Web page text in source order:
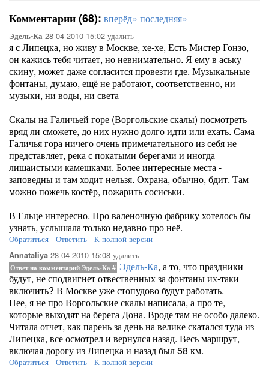
Комментарии (68): вперёд» последняя»
Эдель-Ка 28-04-2010-15:02 удалить
я с Липецка, но живу в Москве, хе-хе, Есть Мистер Гонзо,
он кажись тебя читает, но невнимательно. Я ему в аську
скину, может даже согласится провезти где. Музыкальные
фонтаны, думаю, ещё не работают, соответственно, ни
музыки, ни воды, ни света
Скалы на Галичьей горе (Воргольские скалы) посмотреть
вряд ли сможете, до них нужно долго идти или ехать. Сама
Галичья гора ничего очень примечательного из себя не
представляет, река с покатыми берегами и иногда
лишаистыми камешками. Более интересные места -
заповедны и там ходит нельзя. Охрана, обычно, бдит. Там
можно пожечь костёр, пожарить сосиськи.
В Ельце интересно. Про валеночную фабрику хотелось бы
узнать, услышала только недавно про неё.
Обратиться - Ответить - К полной версии
Annataliya 28-04-2010-15:08 удалить
Ответ на комментарий Эдель-Ка # Эдель-Ка, а то, что праздники
будут, не сподвигнет отвественных за фонтаны их-таки
включить? В Москве уже стопудово будут работать.
Нее, я не про Воргольские скалы написала, а про те,
которые выходят на берега Дона. Вроде там не особо далеко.
Читала отчет, как парень за день на велике скатался туда из
Липецка, все осмотрел и вернулся назад. Весь маршрут,
включая дорогу из Липецка и назад был 58 км.
Обратиться - Ответить - К полной версии